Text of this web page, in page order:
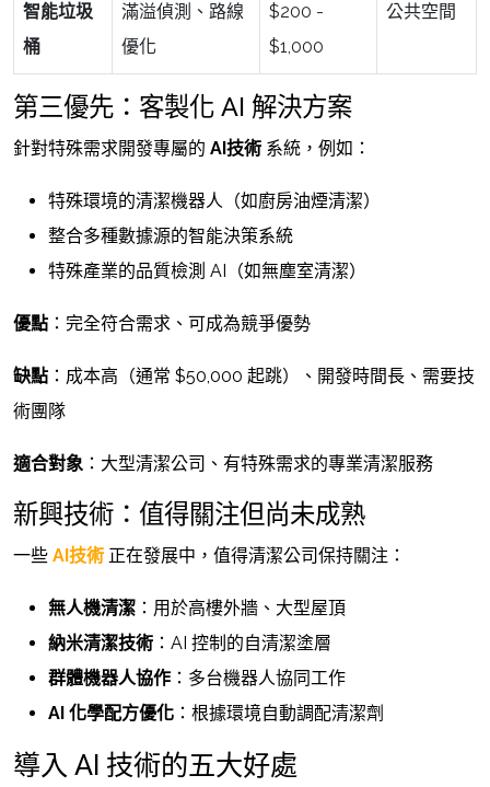
智能垃圾
桶
滿溢偵測、路線
優化
$200 -
$1,000
公共空間
第三優先：客製化 AI 解決方案
針對特殊需求開發專屬的 AI技術 系統，例如：
特殊環境的清潔機器人（如廚房油煙清潔）
整合多種數據源的智能決策系統
特殊產業的品質檢測 AI（如無塵室清潔）
優點 ：完全符合需求、可成為競爭優勢
缺點 ：成本高（通常 $50,000 起跳）、開發時間長、需要技
術團隊
適合對象 ：大型清潔公司、有特殊需求的專業清潔服務
新興技術：值得關注但尚未成熟
一些 AI技術 正在發展中，值得清潔公司保持關注：
無人機清潔 ：用於高樓外牆、大型屋頂
納米清潔技術 ：AI 控制的自清潔塗層
群體機器人協作 ：多台機器人協同工作
AI 化學配方優化 ：根據環境自動調配清潔劑
導入 AI 技術的五大好處